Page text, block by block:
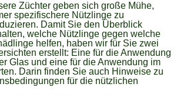
Züchter geben sich große Mühe,
spezifischere Nützlinge zu
Damit Sie den Überblick
welche Nützlinge gegen welche
helfen, haben wir für Sie zwei
erstellt: Eine für die Anwendung
Glas und eine für die Anwendung im
Darin finden Sie auch Hinweise zu
für die nützlichen